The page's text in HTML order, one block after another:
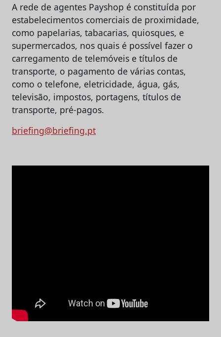
A rede de agentes Payshop é constituída por
estabelecimentos comerciais de proximidade,
como papelarias, tabacarias, quiosques, e
supermercados, nos quais é possível fazer o
carregamento de telemóveis e títulos de
transporte, o pagamento de várias contas,
como o telefone, eletricidade, água, gás,
televisão, impostos, portagens, títulos de
transporte, pré-pagos.
briefing@briefing.pt